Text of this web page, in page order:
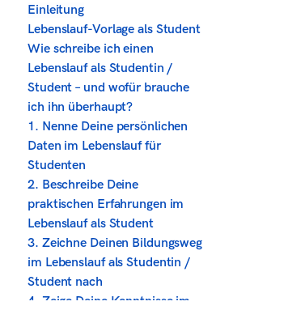
Einleitung
Lebenslauf-Vorlage als Student
Wie schreibe ich einen
Lebenslauf als Studentin /
Student – und wofür brauche
ich ihn überhaupt?
1. Nenne Deine persönlichen
Daten im Lebenslauf für
Studenten
2. Beschreibe Deine
praktischen Erfahrungen im
Lebenslauf als Student
3. Zeichne Deinen Bildungsweg
im Lebenslauf als Studentin /
Student nach
4. Zeige Deine Kenntnisse im